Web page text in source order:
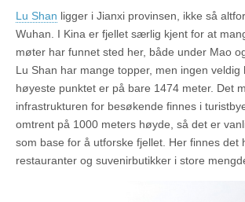
Lu Shan ligger i Jianxi provinsen, ikke så
Wuhan. I Kina er fjellet særlig kjent for at
møter har funnet sted her, både under Mao
Lu Shan har mange topper, men ingen veldig
høyeste punktet er på bare 1474 meter. Det
infrastrukturen for besøkende finnes i
omtrent på 1000 meters høyde, så det er
som base for å utforske fjellet. Her finnes det
restauranter og suvenirbutikker i store